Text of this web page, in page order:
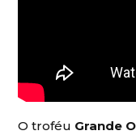
O troféu Grande